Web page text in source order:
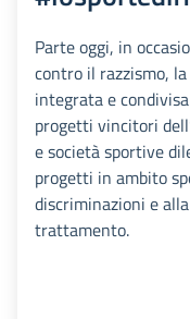
Parte oggi, in
contro il razzismo,
integrata e
progetti vincitori
e società sportive
progetti in ambito
discriminazioni e
trattamento.